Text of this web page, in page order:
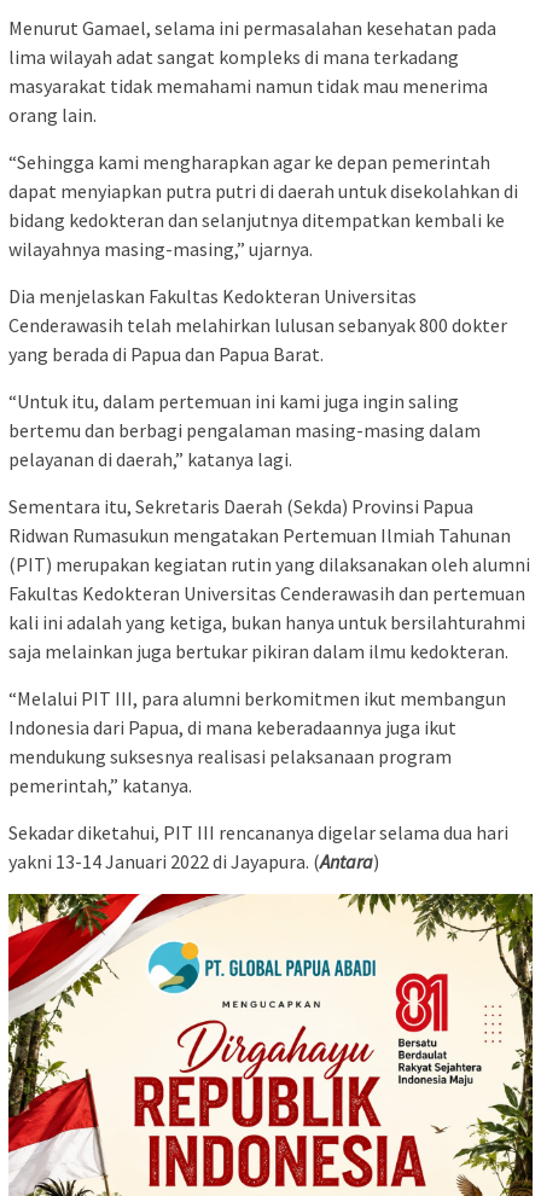
Menurut Gamael, selama ini permasalahan kesehatan pada
lima wilayah adat sangat kompleks di mana terkadang
masyarakat tidak memahami namun tidak mau menerima
orang lain.
“Sehingga kami mengharapkan agar ke depan pemerintah
dapat menyiapkan putra putri di daerah untuk disekolahkan di
bidang kedokteran dan selanjutnya ditempatkan kembali ke
wilayahnya masing-masing,” ujarnya.
Dia menjelaskan Fakultas Kedokteran Universitas
Cenderawasih telah melahirkan lulusan sebanyak 800 dokter
yang berada di Papua dan Papua Barat.
“Untuk itu, dalam pertemuan ini kami juga ingin saling
bertemu dan berbagi pengalaman masing-masing dalam
pelayanan di daerah,” katanya lagi.
Sementara itu, Sekretaris Daerah (Sekda) Provinsi Papua
Ridwan Rumasukun mengatakan Pertemuan Ilmiah Tahunan
(PIT) merupakan kegiatan rutin yang dilaksanakan oleh alumni
Fakultas Kedokteran Universitas Cenderawasih dan pertemuan
kali ini adalah yang ketiga, bukan hanya untuk bersilahturahmi
saja melainkan juga bertukar pikiran dalam ilmu kedokteran.
“Melalui PIT III, para alumni berkomitmen ikut membangun
Indonesia dari Papua, di mana keberadaannya juga ikut
mendukung suksesnya realisasi pelaksanaan program
pemerintah,” katanya.
Sekadar diketahui, PIT III rencananya digelar selama dua hari
yakni 13-14 Januari 2022 di Jayapura. (Antara)